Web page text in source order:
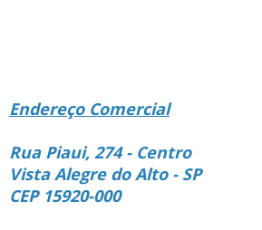
Endereço Comercial
Rua Piaui, 274 - Centro
Vista Alegre do Alto - SP
CEP 15920-000